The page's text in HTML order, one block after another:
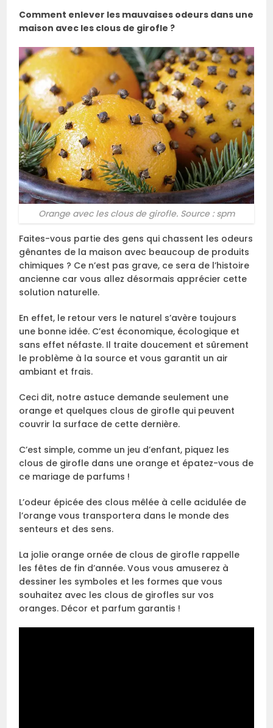
Comment enlever les mauvaises odeurs dans une
maison avec les clous de girofle ?
Orange avec les clous de girofle. Source : spm
Faites-vous partie des gens qui chassent les odeurs
gênantes de la maison avec beaucoup de produits
chimiques ? Ce n’est pas grave, ce sera de l’histoire
ancienne car vous allez désormais apprécier cette
solution naturelle.
En effet, le retour vers le naturel s’avère toujours
une bonne idée. C’est économique, écologique et
sans effet néfaste. Il traite doucement et sûrement
le problème à la source et vous garantit un air
ambiant et frais.
Ceci dit, notre astuce demande seulement une
orange et quelques clous de girofle qui peuvent
couvrir la surface de cette dernière.
C’est simple, comme un jeu d’enfant, piquez les
clous de girofle dans une orange et épatez-vous de
ce mariage de parfums !
L’odeur épicée des clous mêlée à celle acidulée de
l’orange vous transportera dans le monde des
senteurs et des sens.
La jolie orange ornée de clous de girofle rappelle
les fêtes de fin d’année. Vous vous amuserez à
dessiner les symboles et les formes que vous
souhaitez avec les clous de girofles sur vos
oranges. Décor et parfum garantis !